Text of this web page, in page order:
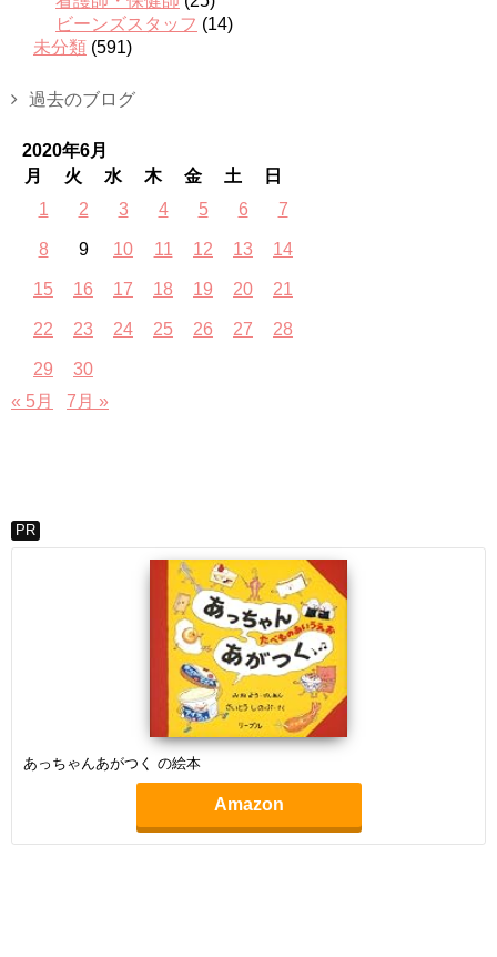
ビーンズスタッフ (14)
未分類 (591)
過去のブログ
2020年6月
月
火 水 木 金 土
日
1
2 3 4 5 6 7
8 9 10 11 12 13 14
15 16 17 18 19 20 21
22 23 24 25 26 27 28
29
30
« 5月
7月 »
PR
あっちゃんあがつく の絵本
Amazon